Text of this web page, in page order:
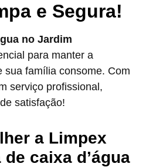
e Segura!
no Jardim
para manter a
sua família consome. Com
serviço profissional,
satisfação!
a Limpex
caixa d’água